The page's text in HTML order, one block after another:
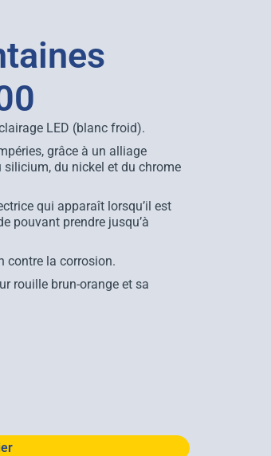
LED (blanc froid).
grâce à un alliage
du nickel et du chrome
qui apparaît lorsqu’il est
pouvant prendre jusqu’à
contre la corrosion.
rouille brun-orange et sa